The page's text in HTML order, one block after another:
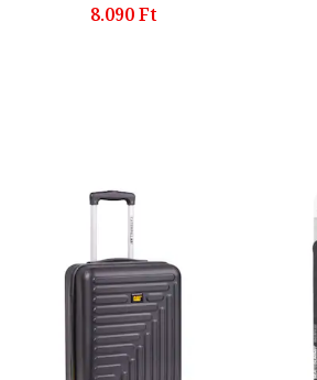
8.090 Ft